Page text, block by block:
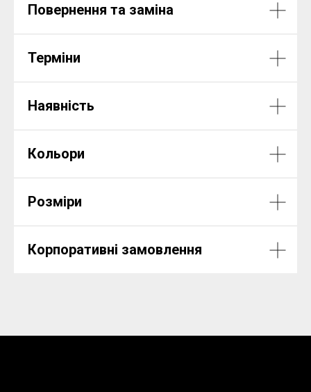
Повернення та заміна
Терміни
Наявність
Кольори
Розміри
Корпоративні замовлення